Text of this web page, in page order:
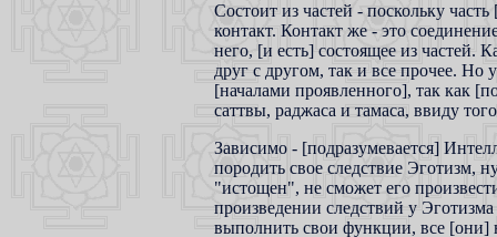
Состоит из частей - поскольку
контакт. Контакт же - это
него, [и есть] состоящее из частей.
друг с другом, так и все прочее.
[началами проявленного], так как
саттвы, раджаса и тамаса, ввиду
Зависимо - [подразумевается]
породить свое следствие Эготизм,
"истощен", не сможет его
произведении следствий у
выполнить свои функции, все